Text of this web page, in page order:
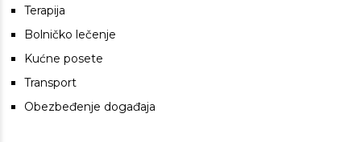
Terapija
Bolničko lečenje
Kućne posete
Transport
Obezbeđenje događaja